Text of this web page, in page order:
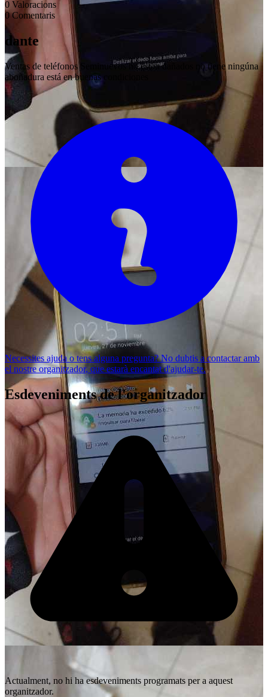
0 Valoracions
0 Comentaris
dante
Ventas de teléfonos Seminuevos no están dañados no tiene ningúna
aboñadura está en buenas condiciones
Necessites ajuda o tens alguna pregunta? No dubtis acontactar amb
el nostre organitzador, que estarà encantat d'ajudar-te.
Esdeveniments de l'organitzador
Actualment, no hi ha esdeveniments programats per a aquest
organitzador.